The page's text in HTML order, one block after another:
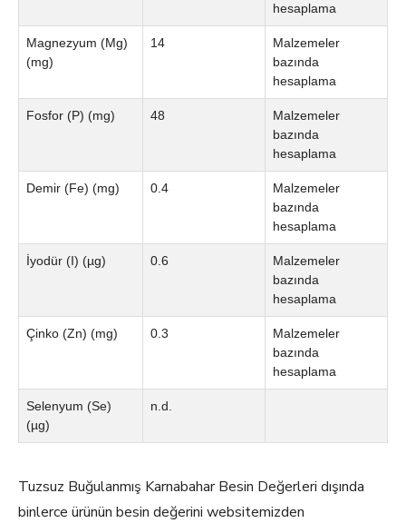
hesaplama
Magnezyum (Mg)
(mg)
14
Malzemeler
bazında
hesaplama
Fosfor (P) (mg) 48
Malzemeler
bazında
hesaplama
Demir (Fe) (mg) 0.4
Malzemeler
bazında
hesaplama
İyodür (I) (µg) 0.6
Malzemeler
bazında
hesaplama
Çinko (Zn) (mg) 0.3
Malzemeler
bazında
hesaplama
Selenyum (Se)
(µg)
n.d.
Tuzsuz Buğulanmış Karnabahar Besin Değerleri dışında
binlerce ürünün besin değerini websitemizden